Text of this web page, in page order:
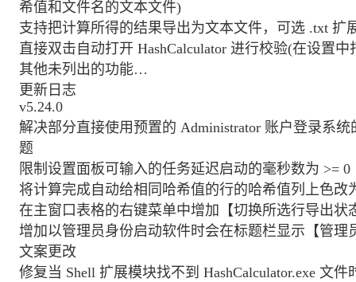
希值和文件名的文本文件)
支持把计算所得的结果导出为文本文件，可选 .txt 扩
直接双击自动打开 HashCalculator 进行校验(在设置
其他未列出的功能…
更新日志
v5.24.0
解决部分直接使用预置的 Administrator 账户登录系
题
限制设置面板可输入的任务延迟启动的毫秒数为 >= 0
将计算完成自动给相同哈希值的行的哈希值列上色改
在主窗口表格的右键菜单中增加【切换所选行导出状
增加以管理员身份启动软件时会在标题栏显示【管
文案更改
修复当 Shell 扩展模块找不到 HashCalculator.exe 文